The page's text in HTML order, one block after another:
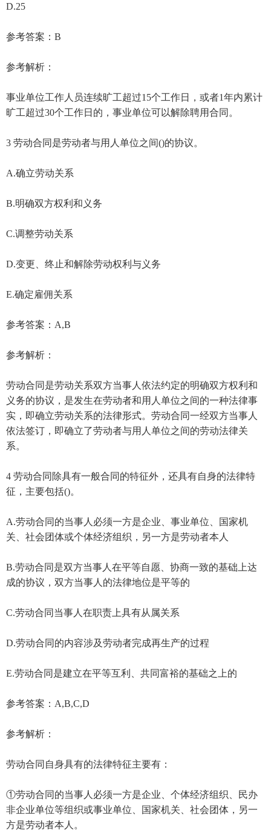
D.25
参考答案：B
参考解析：
事业单位工作人员连续旷工超过15个工作日，或者1年内累计
旷工超过30个工作日的，事业单位可以解除聘用合同。
3 劳动合同是劳动者与用人单位之间()的协议。
A.确立劳动关系
B.明确双方权利和义务
C.调整劳动关系
D.变更、终止和解除劳动权利与义务
E.确定雇佣关系
参考答案：A,B
参考解析：
劳动合同是劳动关系双方当事人依法约定的明确双方权利和
义务的协议，是发生在劳动者和用人单位之间的一种法律事
实，即确立劳动关系的法律形式。劳动合同一经双方当事人
依法签订，即确立了劳动者与用人单位之间的劳动法律关
系。
4 劳动合同除具有一般合同的特征外，还具有自身的法律特
征，主要包括()。
A.劳动合同的当事人必须一方是企业、事业单位、国家机
关、社会团体或个体经济组织，另一方是劳动者本人
B.劳动合同是双方当事人在平等自愿、协商一致的基础上达
成的协议，双方当事人的法律地位是平等的
C.劳动合同当事人在职责上具有从属关系
D.劳动合同的内容涉及劳动者完成再生产的过程
E.劳动合同是建立在平等互利、共同富裕的基础之上的
参考答案：A,B,C,D
参考解析：
劳动合同自身具有的法律特征主要有：
①劳动合同的当事人必须一方是企业、个体经济组织、民办
非企业单位等组织或事业单位、国家机关、社会团体，另一
方是劳动者本人。